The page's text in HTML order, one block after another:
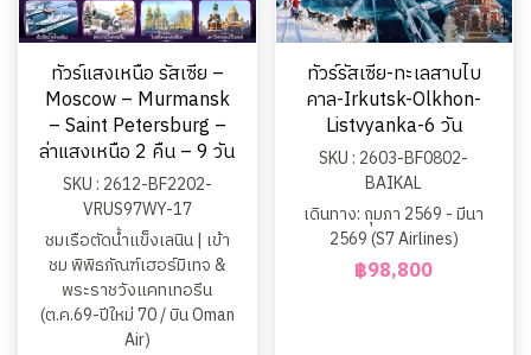
ทัวร์แสงเหนือ รัสเซีย –
Moscow – Murmansk
– Saint Petersburg –
ล่าแสงเหนือ 2 คืน – 9 วัน
SKU : 2612-BF2202-
VRUS97WY-17
ชมเรือตัดน้ำแข็งเลนิน | เข้า
ชม พิพิธภัณฑ์เฮอร์มิเทจ &
พระราชวังแคทเทอรีน
(ต.ค.69-ปีใหม่ 70 / บิน Oman
Air)
ทัวร์รัสเซีย-ทะเลสาบไบ
คาล-Irkutsk-Olkhon-
Listvyanka-6 วัน
SKU : 2603-BF0802-
BAIKAL
เดินทาง: กุมภา 2569 - มีนา
2569 (S7 Airlines)
฿98,800